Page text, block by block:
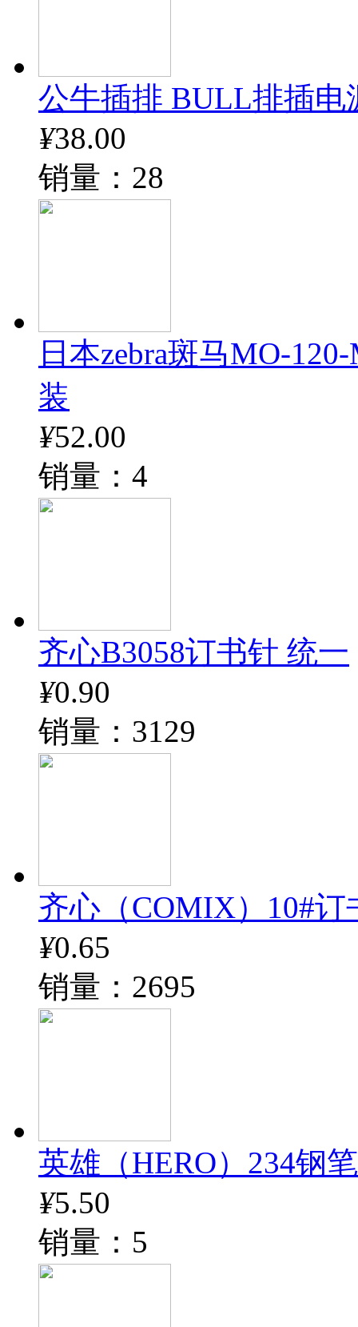
公牛插排 BULL排插电
¥38.00
销量：28
日本zebra斑马MO-
装
¥52.00
销量：4
齐心B3058订书针 统一
¥0.90
销量：3129
齐心（COMIX）10#订
¥0.65
销量：2695
英雄（HERO）234钢
¥5.50
销量：5